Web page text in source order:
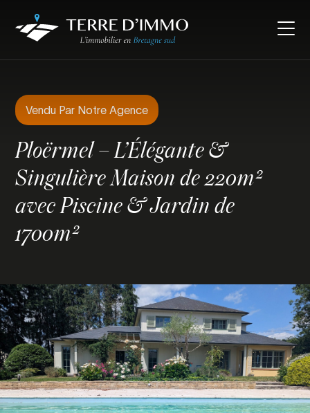
Vendu Par Notre Agence
Ploërmel – L’Élégante &
Singulière Maison de 220m²
avec Piscine & Jardin de
1700m²